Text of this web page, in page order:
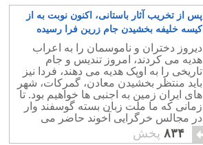
پس از تخریب آثار باستانی، اکنون نوبت به از
کیسه خلیفه بخشیدن جام زرین فرا رسیده
۴
دیروز دختران و ناموسمان را به اعراب
هدیه می کردند، امروز تندیس و جام
تاریخی را به اوپک هدیه می دهند، فردا نیز
باید منتظر بخشیدن معادن، گمرکات، شهر
های ایران زمین به اجنبی ها خواهیم بود. تا
زمانی که ما ملت زبان بسته گوسفند وار
در مجالس خرگرایی آخوند حاضر می
شویم نتیجه همین است.
۸۳۴ پخش